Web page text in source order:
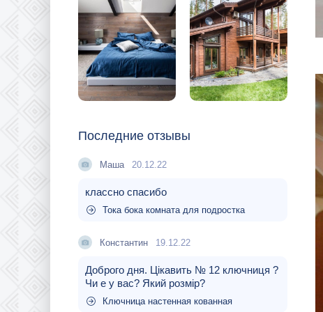
Последние отзывы
Маша 20.12.22
классно спасибо
Тока бока комната для подростка
Константин 19.12.22
Доброго дня. Цікавить № 12 ключниця ?
Чи е у вас? Який розмір?
Ключница настенная кованная